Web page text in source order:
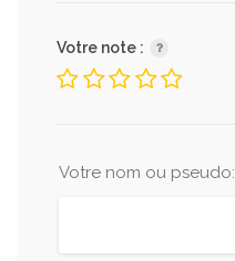
Votre note :
Votre nom ou pseudo: